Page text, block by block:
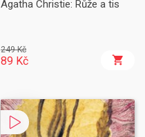
Agatha Christie: Růže a tis
249 Kč
89 Kč